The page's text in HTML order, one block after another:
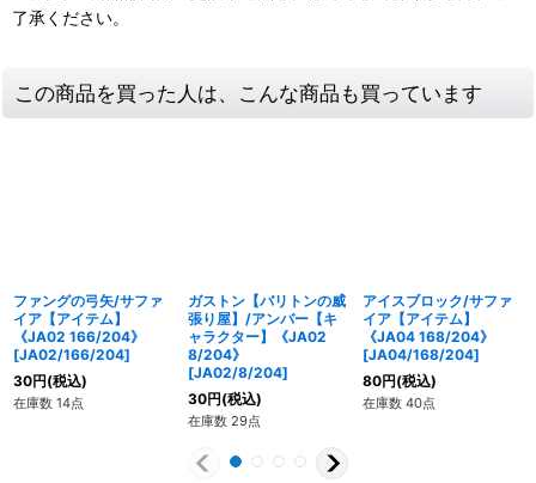
了承ください。
この商品を買った人は、こんな商品も買っています
ファングの弓矢/サファ
イア【アイテム】
《JA02 166/204》
[JA02/166/204]
30円(税込)
在庫数 14点
ガストン【バリトンの威
張り屋】/アンバー【キ
ャラクター】《JA02
8/204》
[JA02/8/204]
30円(税込)
在庫数 29点
アイスブロック/サファ
イア【アイテム】
《JA04 168/204》
[JA04/168/204]
80円(税込)
在庫数 40点